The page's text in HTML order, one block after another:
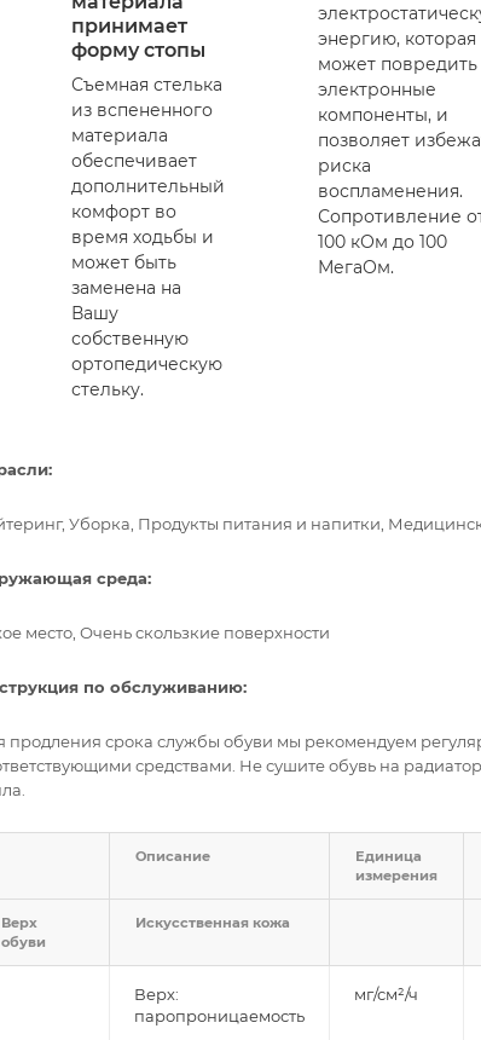
принимает
форму стопы
Съемная стелька
из вспененного
материала
обеспечивает
дополнительный
комфорт во
время ходьбы и
может быть
заменена на
Вашу
собственную
ортопедическую
стельку.
энергию, которая
может повредить
электронные
компоненты, и
позволяет
риска
воспламенения.
Сопротивление
100 кОм до 100
МегаОм.
Уборка, Продукты питания и напитки,
среда:
место, Очень скользкие поверхности
по обслуживанию:
продления срока службы обуви мы рекомендуем
средствами. Не сушите обувь на
Описание
Единица
измерения
Верх
обуви
Искусственная кожа
Верх:
паропроницаемость
мг/см²/ч